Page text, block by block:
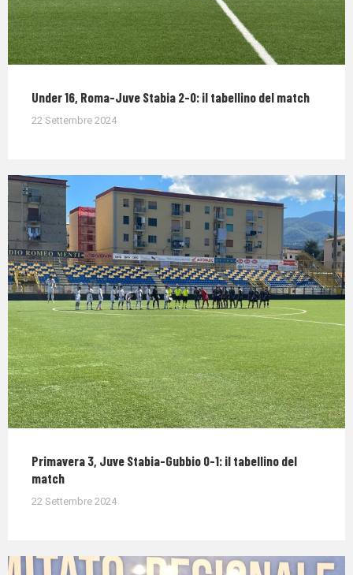
Under 16, Roma-Juve Stabia 2-0: il tabellino del match
22 Settembre 2024
Primavera 3, Juve Stabia-Gubbio 0-1: il tabellino del
match
22 Settembre 2024